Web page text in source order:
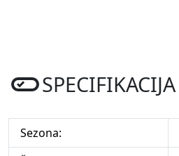
SPECIFIKACIJA
Sezona: